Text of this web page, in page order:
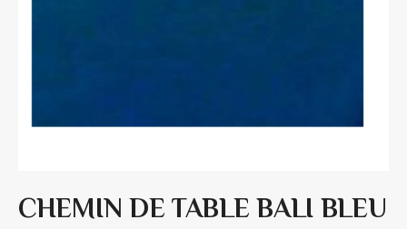
CHEMIN DE TABLE BALI BLEU